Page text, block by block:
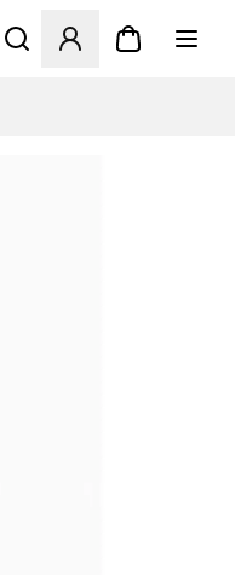
Åbner en Modal til at